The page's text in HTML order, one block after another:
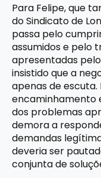
Para Felipe, que
do Sindicato de
passa pelo
assumidos e pelo
apresentadas
insistido que a
apenas de
encaminhamento
dos problemas
demora a
demandas
deveria ser
conjunta de